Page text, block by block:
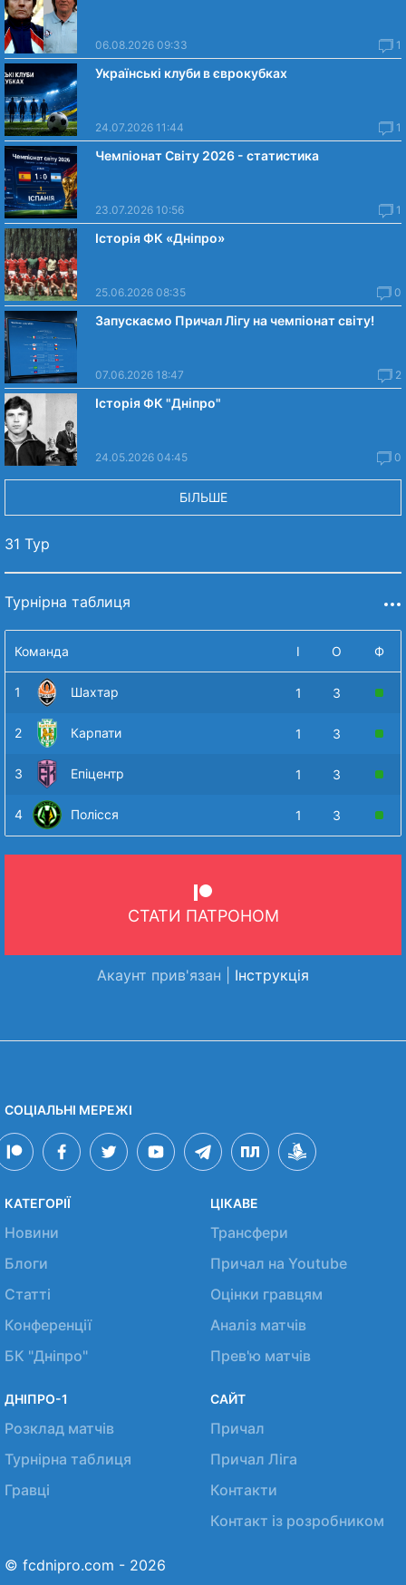
06.08.2026 09:33 1
Українські клуби в єврокубках
24.07.2026 11:44 1
Чемпіонат Світу 2026 - статистика
23.07.2026 10:56 1
Історія ФК «Дніпро»
25.06.2026 08:35 0
Запускаємо Причал Лігу на чемпіонат світу!
07.06.2026 18:47 2
Історія ФК "Дніпро"
24.05.2026 04:45 0
БІЛЬШЕ
31 Тур
Турнірна таблиця
Команда І О Ф
1 Шахтар 1 3
2 Карпати 1 3
3 Епіцентр 1 3
4 Полісся 1 3
СТАТИ ПАТРОНОМ
Акаунт прив'язан | Інструкція
СОЦІАЛЬНІ МЕРЕЖІ
КАТЕГОРІЇ
Новини
Блоги
Статті
Конференції
БК "Дніпро"
ЦІКАВЕ
Трансфери
Причал на Youtube
Оцінки гравцям
Аналіз матчів
Прев'ю матчів
ДНІПРО-1
Розклад матчів
Турнірна таблиця
Гравці
САЙТ
Причал
Причал Ліга
Контакти
Контакт із розробником
© fcdnipro.com - 2026